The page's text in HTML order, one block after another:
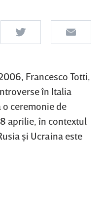
Francesco Totti,
în Italia
ceremonie de
aprilie, în contextul
şi Ucraina este